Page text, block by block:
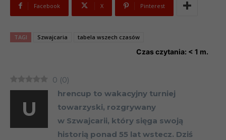
Facebook X Pinterest
TAGI Szwajcaria tabela wszech czasów
Czas czytania: < 1 m.
0 (0)
U
hrencup to wakacyjny turniej
towarzyski, rozgrywany
w Szwajcarii, który sięga swoją
historią ponad 55 lat wstecz. Dziś